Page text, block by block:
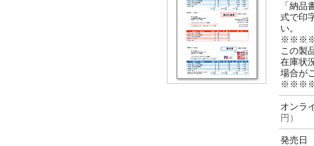
「納
式で印
い。
この製
在庫状
場合が
オン
円）
発売日